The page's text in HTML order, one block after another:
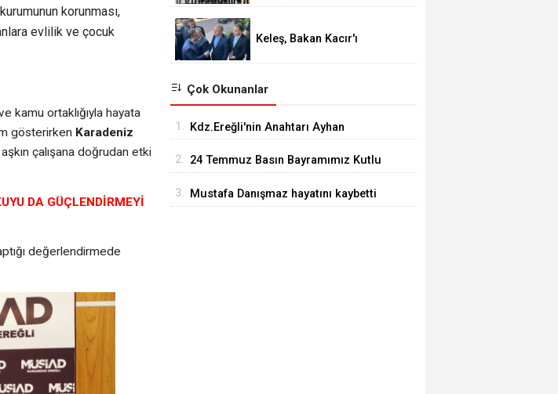
korunması,
evlilik ve çocuk
kamu ortaklığıyla hayata
gösterirken Karadeniz
çalışana doğrudan etki
DA GÜÇLENDİRMEYİ
değerlendirmede
gerçekleştirdi.
Keleş, Bakan Kacır'ı
Çok Okunanlar
1. Kdz.Ereğli'nin Anahtarı Ayhan
2. 24 Temmuz Basın Bayramımız Kutlu
3. Mustafa Danışmaz hayatını kaybetti